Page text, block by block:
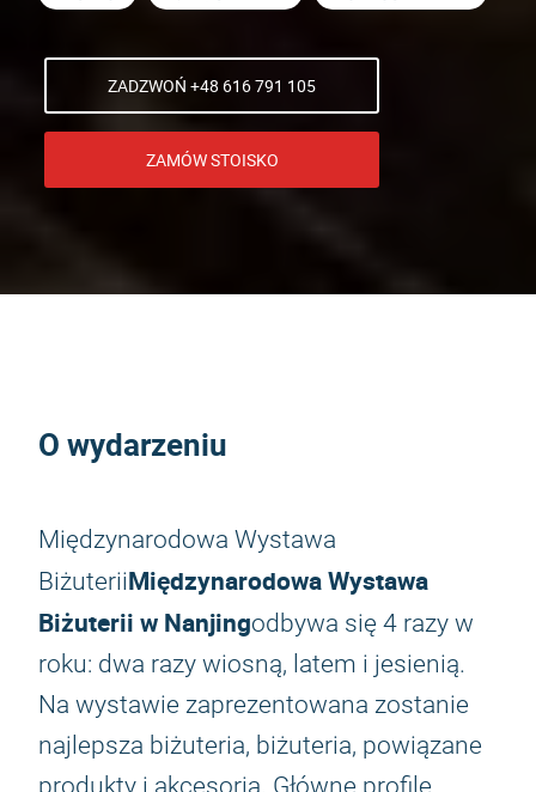
ZADZWOŃ +48 616 791 105
ZAMÓW STOISKO
O wydarzeniu
Międzynarodowa Wystawa
BiżuteriiMiędzynarodowa Wystawa
Biżuterii w Nanjingodbywa się 4 razy w
roku: dwa razy wiosną, latem i jesienią.
Na wystawie zaprezentowana zostanie
najlepsza biżuteria, biżuteria, powiązane
produkty i akcesoria. Główne profile